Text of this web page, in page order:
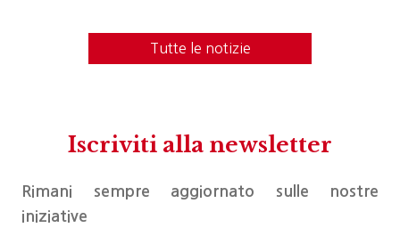
Tutte le notizie
Iscriviti alla newsletter
Rimani sempre aggiornato sulle nostre
iniziative